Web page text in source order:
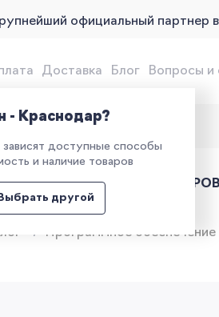
официальный
Доставка Блог Вопросы и
подключение и
ЕГАИС
Программное обеспечение
- Краснодар?
доступные способы
и наличие товаров
Выбрать другой